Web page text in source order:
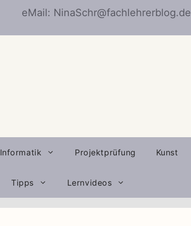
eMail: NinaSchr@fachlehrerblog.de
Informatik Projektprüfung Kunst
Tipps Lernvideos